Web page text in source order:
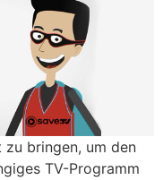
zu bringen, um den
TV-Programm